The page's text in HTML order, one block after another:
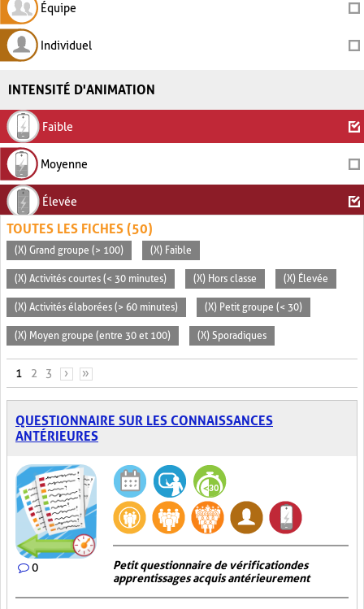
Équipe
Individuel
INTENSITÉ D'ANIMATION
Faible
Moyenne
Élevée
TOUTES LES FICHES (50)
(X) Grand groupe (> 100) (X) Faible
(X) Activités courtes (< 30 minutes) (X) Hors classe (X) Élevée
(X) Activités élaborées (> 60 minutes) (X) Petit groupe (< 30)
(X) Moyen groupe (entre 30 et 100) (X) Sporadiques
PAGES
1 2 3 › »
QUESTIONNAIRE SUR LES CONNAISSANCES
ANTÉRIEURES
0
Petit questionnaire de vérification des
apprentissages acquis antérieurement